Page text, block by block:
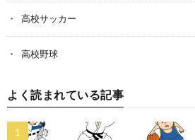
高校サッカー
高校野球
よく読まれている記事